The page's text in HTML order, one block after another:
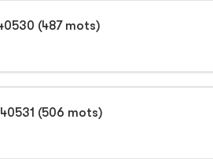
(487 mots)
(506 mots)